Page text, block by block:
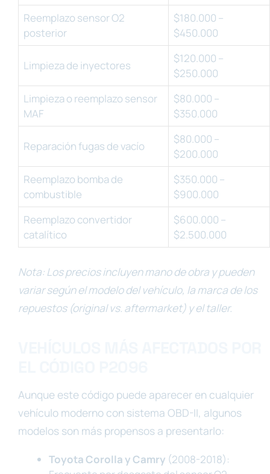
Reemplazo sensor O2
posterior
$180.000 –
$450.000
Limpieza de inyectores
$120.000 –
$250.000
Limpieza o reemplazo sensor
MAF
$80.000 –
$350.000
Reparación fugas de vacío
$80.000 –
$200.000
Reemplazo bomba de
combustible
$350.000 –
$900.000
Reemplazo convertidor
catalítico
$600.000 –
$2.500.000
Nota: Los precios incluyen mano de obra y pueden
variar según el modelo del vehículo, la marca de los
repuestos (original vs. aftermarket) y el taller.
Aunque este código puede aparecer en cualquier
vehículo moderno con sistema OBD-II, algunos
modelos son más propensos a presentarlo:
Toyota Corolla y Camry (2008-2018):